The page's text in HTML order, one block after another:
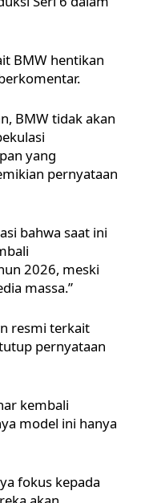
BMW hentikan
BMW tidak akan
yang
pernyataan
bahwa saat ini
2026, meski
massa.”
resmi terkait
pernyataan
kembali
model ini hanya
fokus kepada